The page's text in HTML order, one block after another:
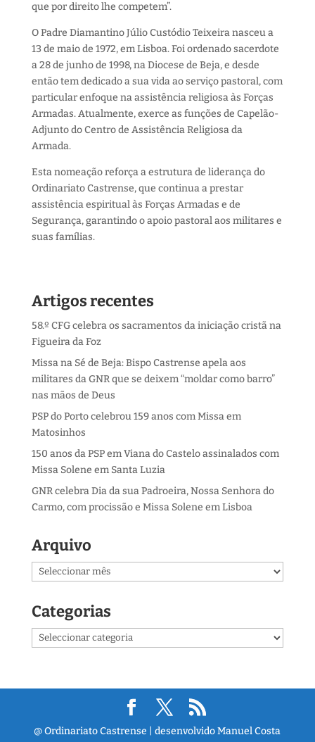
que por direito lhe competem”.
O Padre Diamantino Júlio Custódio Teixeira nasceu a
13 de maio de 1972, em Lisboa. Foi ordenado sacerdote
a 28 de junho de 1998, na Diocese de Beja, e desde
então tem dedicado a sua vida ao serviço pastoral, com
particular enfoque na assistência religiosa às Forças
Armadas. Atualmente, exerce as funções de Capelão-
Adjunto do Centro de Assistência Religiosa da
Armada.
Esta nomeação reforça a estrutura de liderança do
Ordinariato Castrense, que continua a prestar
assistência espiritual às Forças Armadas e de
Segurança, garantindo o apoio pastoral aos militares e
suas famílias.
Artigos recentes
58.º CFG celebra os sacramentos da iniciação cristã na
Figueira da Foz
Missa na Sé de Beja: Bispo Castrense apela aos
militares da GNR que se deixem “moldar como barro”
nas mãos de Deus
PSP do Porto celebrou 159 anos com Missa em
Matosinhos
150 anos da PSP em Viana do Castelo assinalados com
Missa Solene em Santa Luzia
GNR celebra Dia da sua Padroeira, Nossa Senhora do
Carmo, com procissão e Missa Solene em Lisboa
Arquivo
Arquivo
Categorias
Categorias
@ Ordinariato Castrense | desenvolvido Manuel Costa